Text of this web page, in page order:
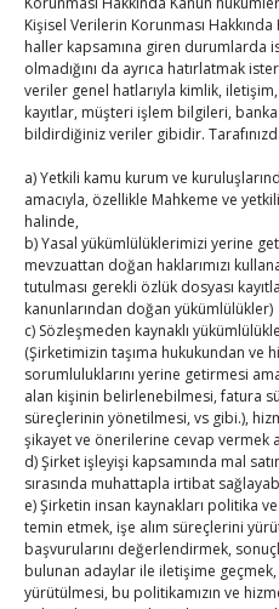
Kişisel Verilerin Korunması
haller kapsamına giren durumlarda
olmadığını da ayrıca hatırlatmak
veriler genel hatlarıyla kimlik,
kayıtlar, müşteri işlem bilgileri,
bildirdiğiniz veriler gibidir.
a) Yetkili kamu kurum ve
amacıyla, özellikle Mahkeme ve
halinde,
b) Yasal yükümlülüklerimizi yerine
mevzuattan doğan haklarımızı
tutulması gerekli özlük dosyası
kanunlarından doğan yükümlülükler)
c) Sözleşmeden kaynaklı
(Şirketimizin taşıma hukukundan ve
sorumluluklarını yerine getirmesi
alan kişinin belirlenebilmesi, fatura
süreçlerinin yönetilmesi, vs gibi.),
şikayet ve önerilerine cevap vermek
d) Şirket işleyişi kapsamında mal
sırasında muhattapla irtibat
e) Şirketin insan kaynakları politika
temin etmek, işe alım süreçlerini
başvurularını değerlendirmek,
bulunan adaylar ile iletişime geçmek,
yürütülmesi, bu politikamızın ve
Ağustos 2026
P
S Ç P
3
4 5 6
10
11 12 13
17
20
24
25 26 27
31
« Tem
E-BÜLTEN
Kasaba Ekonomi Dergisi
TOBB HABER
TUTSO İktisadi Durum Raporu